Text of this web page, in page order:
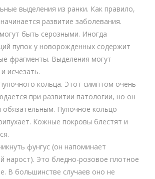
выделения из ранки. Как правило,
развитие заболевания.
быть серозными. Иногда
пупок у новорожденных содержит
фрагменты. Выделения могут
исчезать.
кольца. Этот симптом очень
при развитии патологии, но он
обязательным. Пупочное кольцо
Кожные покровы блестят и
фунгус (он напоминает
нарост). Это бледно-розовое плотное
В большинстве случаев оно не